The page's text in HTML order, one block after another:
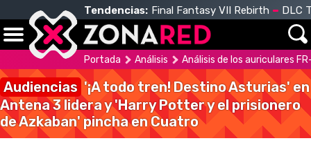
Tendencias: Final Fantasy VII Rebirth DLC
Portada Análisis Análisis de los auriculares
Audiencias '¡A todo tren! Destino Asturias' en
Antena 3 lidera y 'Harry Potter y el prisionero
de Azkaban' pincha en Cuatro